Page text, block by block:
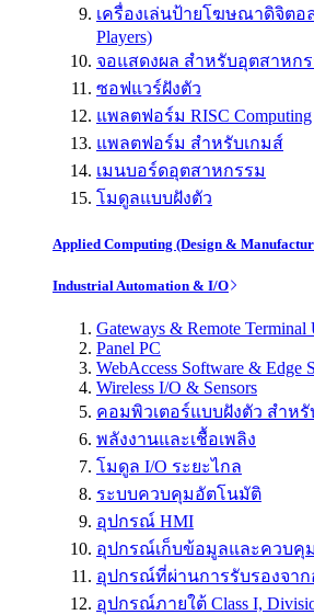
เครื่องเล่นป้ายโฆษณาดิจิตอล
Players)
จอแสดงผล สำหรับอุตสาหก
ซอฟแวร์ฝังตัว
แพลตฟอร์ม RISC Computing
แพลตฟอร์ม สำหรับเกมส์
เมนบอร์ดอุตสาหกรรม
โมดูลแบบฝังตัว
Applied Computing (Design &
Industrial Automation & I/O
Gateways & Remote Terminal
Panel PC
WebAccess Software & Edge
Wireless I/O & Sensors
คอมพิวเตอร์แบบฝังตัว สำห
พลังงานและเชื้อเพลิง
โมดูล I/O ระยะไกล
ระบบควบคุมอัตโนมัติ
อุปกรณ์ HMI
อุปกรณ์เก็บข้อมูลและควบคุ
อุปกรณ์ที่ผ่านการรับรองจา
อุปกรณ์ภายใต้ Class I,